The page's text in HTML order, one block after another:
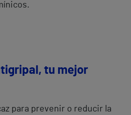
tu mejor
para prevenir o reducir la